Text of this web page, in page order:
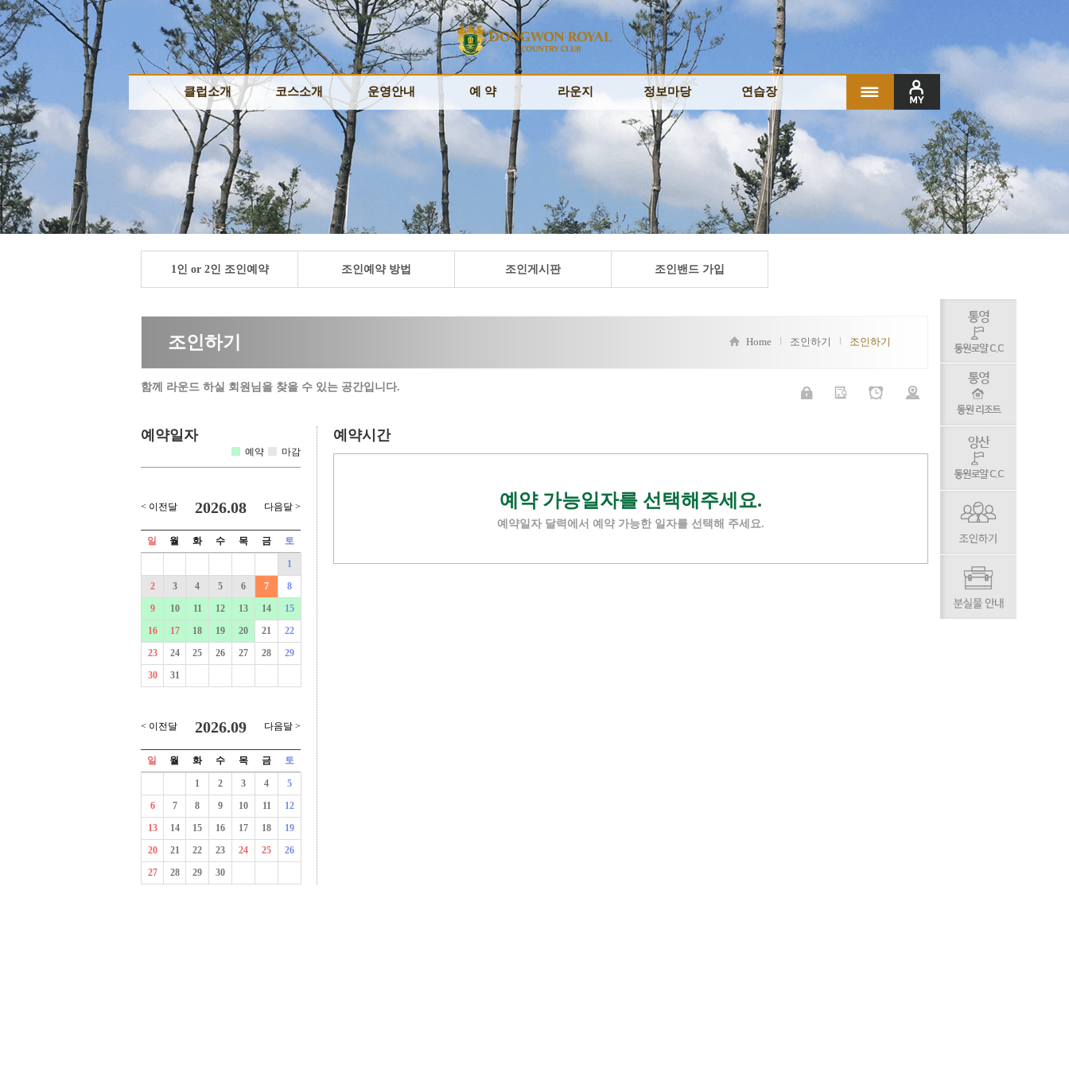
클럽소개
클럽소개
인사말
시설안내
오시는길
코스소개
코스공략
코스갤러리
운영안내
요금안내
예 약
예약안내
대기예약
예약확인/취소
라운지
회원정보
정보마당
공지사항
이벤트
분실물안내
자료실
날씨
연습장
연습장소개
연습장 이용안내
아카데미
스크린골프
공지/이벤트
클럽소개
클럽소개
인사말
시설안내
오시는길
코스소개
코스공략
코스갤러리
운영안내
요금안내
예 약
예약안내
대기예약
예약확인/취소
라운지
회원정보
정보마당
공지사항
이벤트
분실물안내
자료실
날씨
연습장
연습장소개
연습장 이용안내
아카데미
스크린골프
공지/이벤트
1인 or 2인 조인예약 조인예약 방법 조인게시판 조인밴드 가입
조인하기 Home 조인하기 조인하기
함께 라운드 하실 회원님을 찾을 수 있는 공간입니다.
예약일자
예약 마감
2026.08
< 이전달 다음달 >
일 월 화 수 목 금 토
1
2
3 4 5 6 7
8
9
10 11 12 13 14
15
16
17 18 19 20 21
22
23
24 25 26 27 28
29
30
31
2026.09
< 이전달 다음달 >
일 월 화 수 목 금 토
1 2 3 4
5
6
7 8 9 10 11
12
13
14 15 16 17 18
19
20
21 22 23 24 25
26
27
28 29 30
예약시간
예약 가능일자를 선택해주세요.
예약일자 달력에서 예약 가능한 일자를 선택해 주세요.